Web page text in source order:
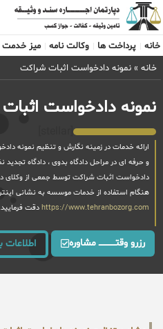
خانه
پرداخت ها وکالت نامه میز خدمت
خانه » نمونه دادخواست اثبات شراکت
نمونه دادخواست
ارائه خدمات در زمینه نگارش و تنظیم نمونه
و حرفه ای در مراحل دادگاه بدوی ، دادگاه تجدید
دادخواست اثبات شراکت توسط جمعی از وکلای
هنگام استفاده از خدمات موسسه به نشانی
https://www.tehranbozorg.com دقت فرمایید.
رزرو وقتــــــــــــ مشاوره اطلاعات